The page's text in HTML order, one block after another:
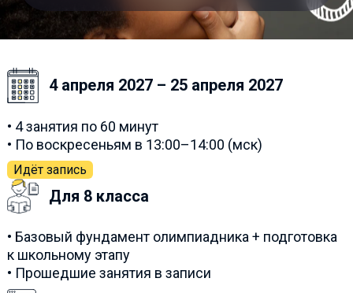
4 апреля 2027 – 25 апреля 2027
• 4 занятия по 60 минут
• По воскресеньям в 13:00–14:00 (мск)
Идёт запись
Для 8 класса
• Базовый фундамент олимпиадника + подготовка
к школьному этапу
• Прошедшие занятия в записи